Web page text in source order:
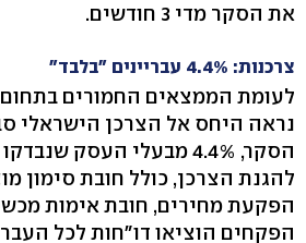
את הסקר מדי 3 חודשים.
צרכנות: 4.4% עבריינים "בלבד"
לעומת הממצאים החמורים
נראה היחס אל הצרכן הישראלי
הסקר, 4.4% מבעלי העסק
להגנת הצרכן, כולל חובת סימון
הפקעת מחירים, חובת אימות
הפקחים הוציאו דו"חות לכל